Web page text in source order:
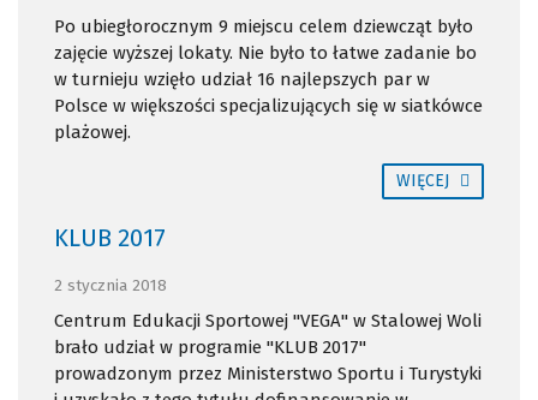
Po ubiegłorocznym 9 miejscu celem dziewcząt było
zajęcie wyższej lokaty. Nie było to łatwe zadanie bo
w turnieju wzięło udział 16 najlepszych par w
Polsce w większości specjalizujących się w siatkówce
plażowej.
WIĘCEJ
KLUB 2017
2 stycznia 2018
Centrum Edukacji Sportowej "VEGA" w Stalowej Woli
brało udział w programie "KLUB 2017"
prowadzonym przez Ministerstwo Sportu i Turystyki